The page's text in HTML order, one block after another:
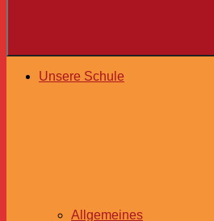
Unsere Schule
Allgemeines